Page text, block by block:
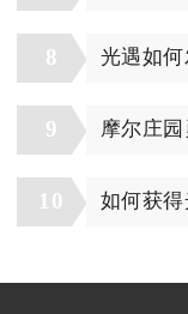
8 光遇如
9 摩尔庄
10 如何获